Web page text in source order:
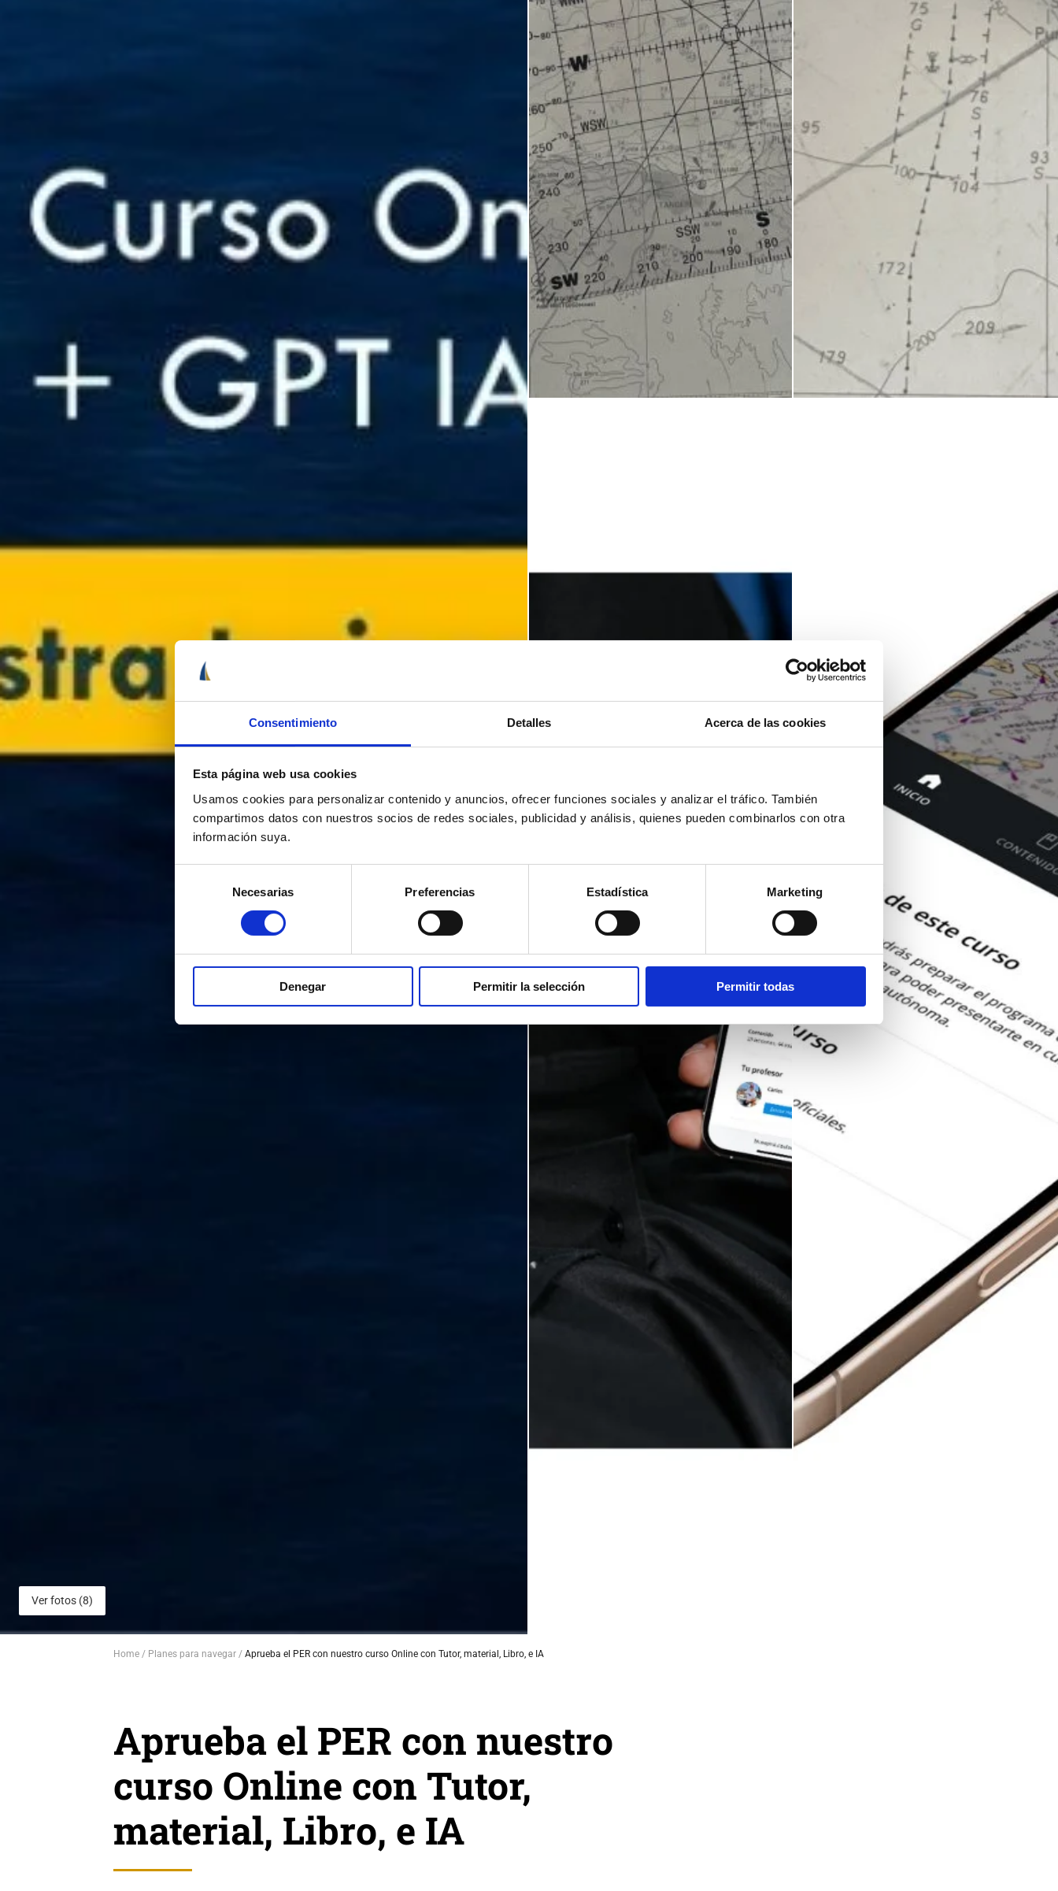
Consentimiento Detalles Acerca de las cookies
Esta página web usa cookies
Usamos cookies para personalizar contenido y anuncios, ofrecer funciones sociales y analizar el tráfico. También
compartimos datos con nuestros socios de redes sociales, publicidad y análisis, quienes pueden combinarlos con otra
información suya.
consentimiento
Necesarias Preferencias Estadística Marketing
Denegar Permitir la selección Permitir todas
Ver fotos (8)
Home Planes para navegar Aprueba el PER con nuestro curso Online con Tutor, material, Libro, e IA
Aprueba el PER con nuestro
curso Online con Tutor,
material, Libro, e IA